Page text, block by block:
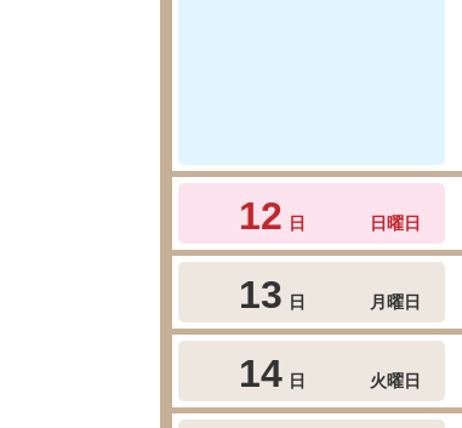
12 日 日曜日
13 日 月曜日
14 日 火曜日